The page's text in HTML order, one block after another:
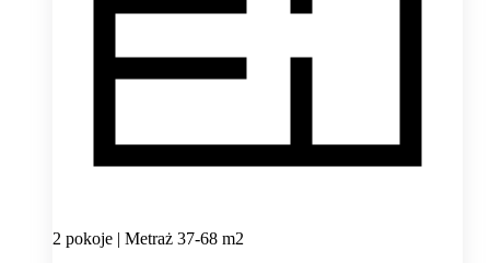
2 pokoje | Metraż 37-68 m2